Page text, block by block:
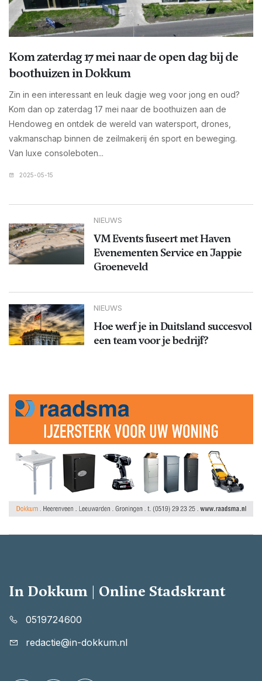
Kom zaterdag 17 mei naar de open dag bij de
boothuizen in Dokkum
Zin in een interessant en leuk dagje weg voor jong en oud?
Kom dan op zaterdag 17 mei naar de boothuizen aan de
Hendoweg en ontdek de wereld van watersport, drones,
vakmanschap binnen de zeilmakerij én sport en beweging.
Van luxe consoleboten...
2025-05-15
NIEUWS
VM Events fuseert met Haven
Evenementen Service en Jappie
Groeneveld
NIEUWS
Hoe werf je in Duitsland succesvol
een team voor je bedrijf?
In Dokkum | Online Stadskrant
0519724600
redactie@in-dokkum.nl